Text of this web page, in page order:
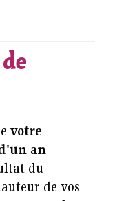
votre
an
du
de vos